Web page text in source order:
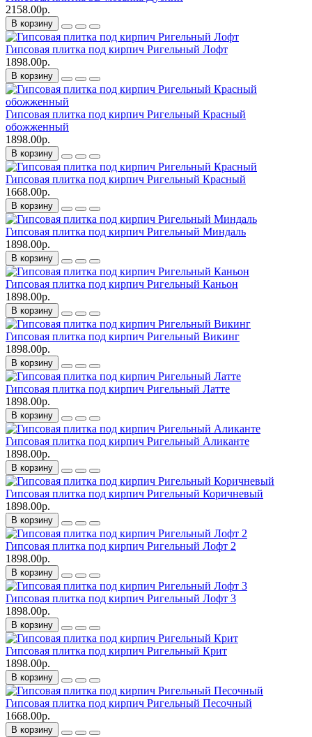
2158.00р.
В корзину
Гипсовая плитка под кирпич Ригельный Лофт
1898.00р.
В корзину
Гипсовая плитка под кирпич Ригельный Красный
обожженный
1898.00р.
В корзину
Гипсовая плитка под кирпич Ригельный Красный
1668.00р.
В корзину
Гипсовая плитка под кирпич Ригельный Миндаль
1898.00р.
В корзину
Гипсовая плитка под кирпич Ригельный Каньон
1898.00р.
В корзину
Гипсовая плитка под кирпич Ригельный Викинг
1898.00р.
В корзину
Гипсовая плитка под кирпич Ригельный Латте
1898.00р.
В корзину
Гипсовая плитка под кирпич Ригельный Аликанте
1898.00р.
В корзину
Гипсовая плитка под кирпич Ригельный Коричневый
1898.00р.
В корзину
Гипсовая плитка под кирпич Ригельный Лофт 2
1898.00р.
В корзину
Гипсовая плитка под кирпич Ригельный Лофт 3
1898.00р.
В корзину
Гипсовая плитка под кирпич Ригельный Крит
1898.00р.
В корзину
Гипсовая плитка под кирпич Ригельный Песочный
1668.00р.
В корзину